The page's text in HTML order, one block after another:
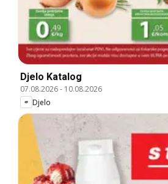
Djelo Katalog
07.08.2026- 10.08.2026
Djelo